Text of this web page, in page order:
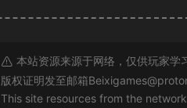
本站资源来源于网络，仅供玩家学
版权证明发至邮箱
This site resources from the